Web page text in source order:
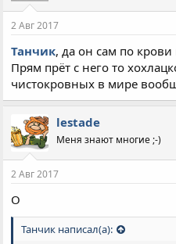
2 Авг 2017
Танчик, да он сам по
Прям прёт с него то
чистокровных в мире
lestade
Меня знают многие ;-)
2 Авг 2017
О
Танчик написал(а):